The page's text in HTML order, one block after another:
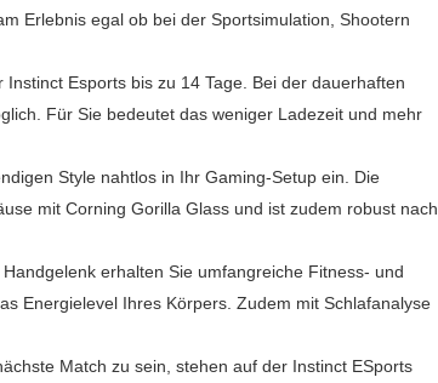
Erlebnis egal ob bei der Sportsimulation, Shootern
Esports bis zu 14 Tage. Bei der dauerhaften
Für Sie bedeutet das weniger Ladezeit und mehr
Style nahtlos in Ihr Gaming-Setup ein. Die
mit Corning Gorilla Glass und ist zudem robust nach
erhalten Sie umfangreiche Fitness- und
Energielevel Ihres Körpers. Zudem mit Schlafanalyse
Match zu sein, stehen auf der Instinct ESports